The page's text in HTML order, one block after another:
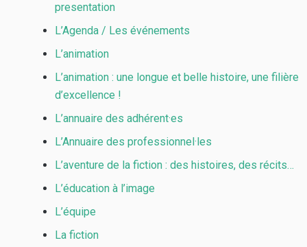
presentation
L’Agenda / Les événements
L’animation
L’animation : une longue et belle histoire, une filière
d’excellence !
L’annuaire des adhérent·es
L’Annuaire des professionnel·les
L’aventure de la fiction : des histoires, des récits…
L’éducation à l’image
L’équipe
La fiction